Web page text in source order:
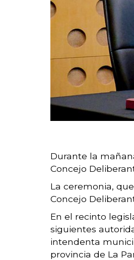
Durante la
Concejo
La ceremonia,
Concejo
En el recinto
siguientes
intendenta
provincia de La